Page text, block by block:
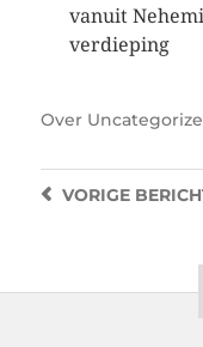
vanuit
verdieping
Over
VORIGE